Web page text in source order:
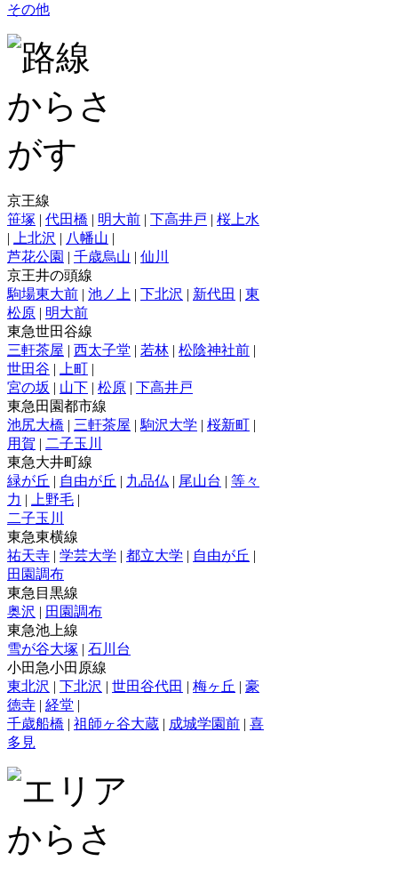
その他
京王線
笹塚 | 代田橋 | 明大前 | 下高井戸 | 桜上水
|
上北沢 | 八幡山 |
芦花公園 | 千歳烏山 | 仙川
京王井の頭線
駒場東大前 | 池ノ上 | 下北沢 | 新代田 | 東
松原 | 明大前
東急世田谷線
三軒茶屋 | 西太子堂 | 若林 | 松陰神社前 |
世田谷 | 上町 |
宮の坂 | 山下 | 松原 | 下高井戸
東急田園都市線
池尻大橋 | 三軒茶屋 | 駒沢大学 | 桜新町 |
用賀 | 二子玉川
東急大井町線
緑が丘 | 自由が丘 | 九品仏 | 尾山台 | 等々
力 | 上野毛 |
二子玉川
東急東横線
祐天寺 | 学芸大学 | 都立大学 | 自由が丘 |
田園調布
東急目黒線
奥沢 | 田園調布
東急池上線
雪が谷大塚 | 石川台
小田急小田原線
東北沢 | 下北沢 | 世田谷代田 | 梅ヶ丘 | 豪
徳寺 | 経堂 |
千歳船橋 | 祖師ヶ谷大蔵 | 成城学園前 | 喜
多見